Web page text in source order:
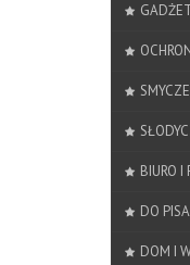
BIURO I
DO
DOM I